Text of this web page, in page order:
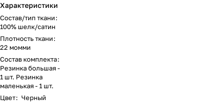
Характеристики
Состав/тип ткани:
100% шелк/сатин
Плотность ткани:
22 момми
Состав комплекта:
Резинка большая -
1 шт. Резинка
маленькая - 1 шт.
Цвет: Черный